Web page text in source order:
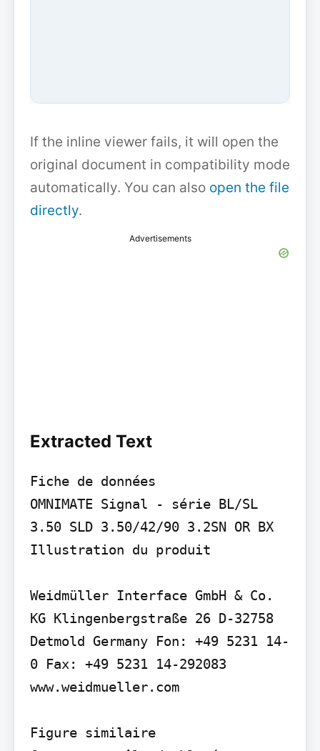
If the inline viewer fails, it will open the
original document in compatibility mode
automatically. You can also open the file
directly.
Advertisements
Extracted Text
Fiche de données
OMNIMATE Signal - série BL/SL
3.50 SLD 3.50/42/90 3.2SN OR BX
Illustration du produit
Weidmüller Interface GmbH & Co.
KG Klingenbergstraße 26 D-32758
Detmold Germany Fon: +49 5231 14-
0 Fax: +49 5231 14-292083
www.weidmueller.com
Figure similaire